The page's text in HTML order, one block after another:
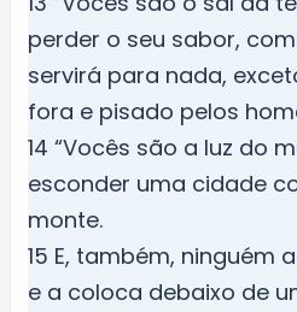
perder o seu sabor,
servirá para nada,
fora e pisado pelos
14 “Vocês são a luz do
esconder uma cidade
monte.
15 E, também, ninguém
e a coloca debaixo de